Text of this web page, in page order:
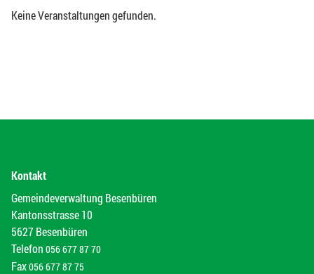
Keine Veranstaltungen gefunden.
Kontakt
Gemeindeverwaltung Besenbüren
Kantonsstrasse 10
5627 Besenbüren
Telefon 056 677 87 70
Fax056 677 87 75